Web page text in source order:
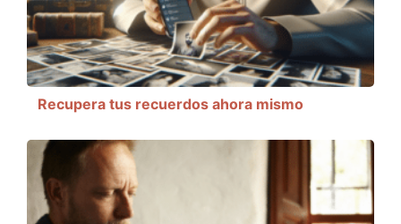
Recupera tus recuerdos ahora mismo